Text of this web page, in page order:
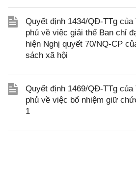
Quyết định 1434/QĐ-TTg
phủ về việc giải thể Ban chỉ
hiện Nghị quyết 70/NQ-CP
sách xã hội
Quyết định 1469/QĐ-TTg
phủ về việc bổ nhiệm giữ
1